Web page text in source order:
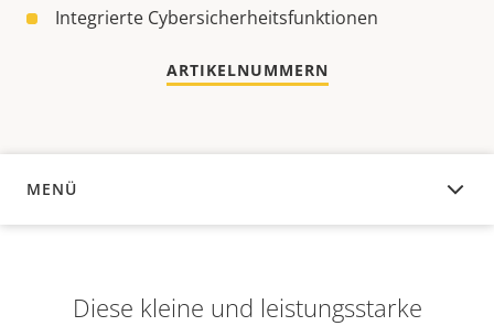
Integrierte Cybersicherheitsfunktionen
ARTIKELNUMMERN
MENÜ
ÜBERSICHT
Diese kleine und leistungsstarke